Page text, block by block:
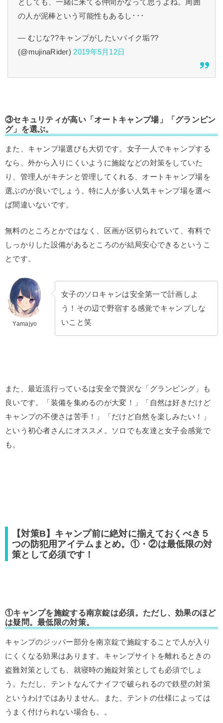
としても、一緒に来てる仲間かなって思うよね。周囲
の人が泥棒という可能性もあるし･･･
— むじな??キャンプがしたいバイク垢??
(@mujinaRider)2019年5月12日
③セキュリティが高い「オートキャンプ場」「グランピン
グ」を選ぶ。
また、キャンプ場選びも大切です。女子一人でキャンプする
なら、外から入りにくいように施錠などの対策をしていた
り、管理人がキチンと管理してくれる、オートキャンプ場を
選ぶのが良いでしょう。特に人が多い人気キャンプ場を選べ
ば間違いないです。
無料のところとかではなく、区画が区切られていて、有料で
しっかりした設備があるところのが結局安心できるというこ
とです。
Yamajyo
女子のソロキャンは安全第一で計画しよ
う！その辺で野宿する感覚でキャンプしな
いこと笑
また、最近流行っているは安全で贅沢な「グランピング」も
良いです。「装備を集めるのが大変！」「自然は好きだけど
キャンプの不便さは苦手！」「だけど自然を楽しみたい！」
という初心者さんにオススメ。ソロでも友達と女子会感覚で
も。
【対策B】キャンプ前に絶対に揃えておくべき５
つの防犯用アイテムまとめ。①・②は最低限の対
策として必須です！
①キャンプを施錠する南京錠は必須。ただし、効果のほど
は疑問。最低限の対策。
キャンプのジッパー部分を南京錠で施錠することで人が入り
にくくなる効果はあります。キャンプサイトを離れるときの
盗難対策としても、就寝時の施錠対策としても必須でしょ
う。ただし、テントなんてナイフで破られるので鉄壁の対策
というわけではありません。また、テントの仕様によっては
うまく付けられない場合も。。